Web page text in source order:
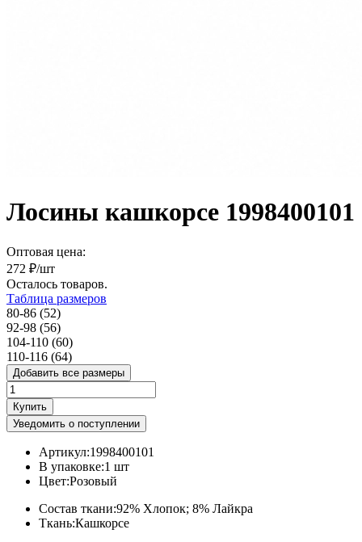
Лосины кашкорсе 1998400101
Оптовая цена:
272 ₽/шт
Осталось товаров.
Таблица размеров
80-86 (52)
92-98 (56)
104-110 (60)
110-116 (64)
Добавить все размеры
Купить
Уведомить о поступлении
Артикул:1998400101
В упаковке:1 шт
Цвет:Розовый
Состав ткани:92% Хлопок; 8% Лайкра
Ткань:Кашкорсе